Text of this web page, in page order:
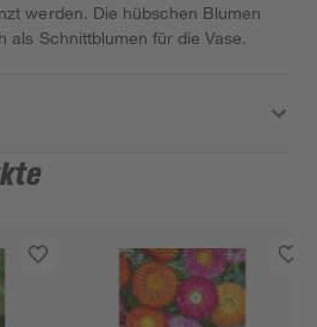
werden. Die hübschen Blumen
als Schnittblumen für die Vase.